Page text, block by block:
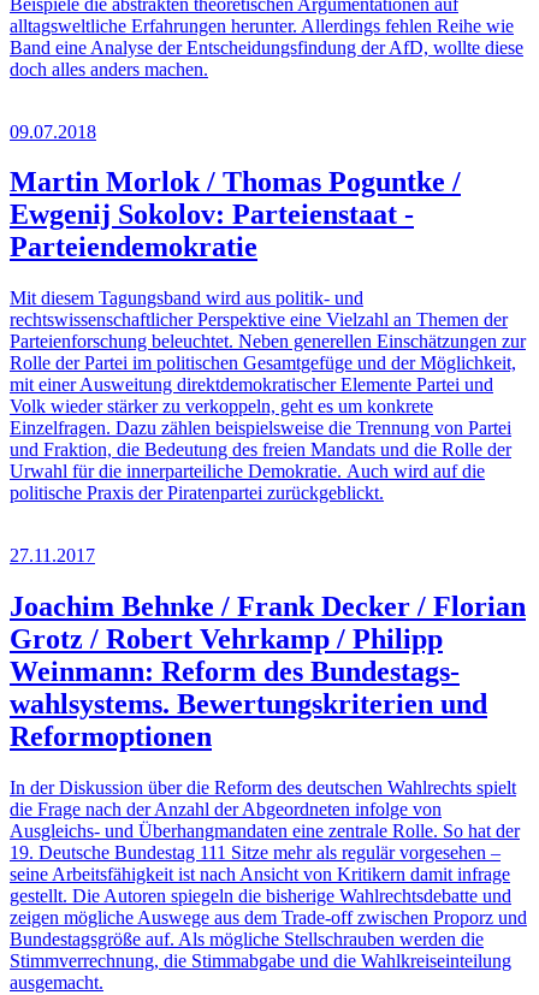
alltagsweltliche Erfahrungen herunter. Allerdings fehlen Reihe wie
Band eine Analyse der Entscheidungsfindung der AfD, wollte diese
doch alles anders machen.
09.07.2018
Martin Morlok / Thomas Poguntke /
Ewgenij Sokolov: Parteienstaat -
Parteiendemokratie
Mit diesem Tagungsband wird aus politik- und
rechtswissenschaftlicher Perspektive eine Vielzahl an Themen der
Parteienforschung beleuchtet. Neben generellen Einschätzungen zur
Rolle der Partei im politischen Gesamtgefüge und der Möglichkeit,
mit einer Ausweitung direktdemokratischer Elemente Partei und
Volk wieder stärker zu verkoppeln, geht es um konkrete
Einzelfragen. Dazu zählen beispielsweise die Trennung von Partei
und Fraktion, die Bedeutung des freien Mandats und die Rolle der
Urwahl für die innerparteiliche Demokratie. Auch wird auf die
politische Praxis der Piratenpartei zurückgeblickt.
27.11.2017
Joachim Behnke / Frank Decker / Florian
Grotz / Robert Vehrkamp / Philipp
Weinmann: Reform des Bundestags­
wahlsystems. Bewertungskriterien und
Reformoptionen
In der Diskussion über die Reform des deutschen Wahlrechts spielt
die Frage nach der Anzahl der Abgeordneten infolge von
Ausgleichs- und Überhangmandaten eine zentrale Rolle. So hat der
19. Deutsche Bundestag 111 Sitze mehr als regulär vorgesehen –
seine Arbeitsfähigkeit ist nach Ansicht von Kritikern damit infrage
gestellt. Die Autoren spiegeln die bisherige Wahlrechtsdebatte und
zeigen mögliche Auswege aus dem Trade-off zwischen Proporz und
Bundestagsgröße auf. Als mögliche Stellschrauben werden die
Stimmverrechnung, die Stimmabgabe und die Wahlkreiseinteilung
ausgemacht.